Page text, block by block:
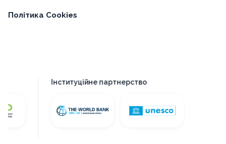
Політика Cookies
Інституційне партнерство